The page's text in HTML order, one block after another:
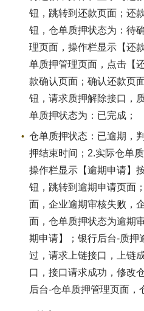
钮，跳转到还款页面；还
钮，仓单质押状态为：待
理页面，操作栏显示【还
单质押管理页面，点击【
款确认页面；确认还款页
钮，请求质押解除接口，
单质押状态为：已完成；
仓单质押状态：已逾期，
押结束时间；2.实际仓单
操作栏显示【逾期申请】
钮，跳转到逾期申请页面
面，企业逾期审核失败，
面，仓单质押状态为逾期
期申请】；银行后台-质押
过，请求上链接口，上链
口，接口请求成功，修改
后台-仓单质押管理页面，